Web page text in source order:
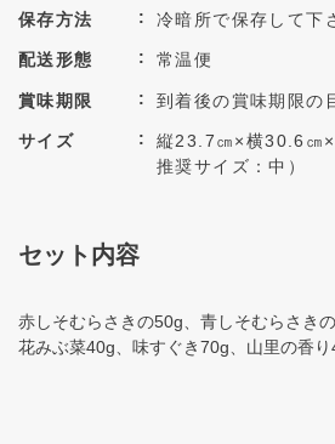
保存方法 冷暗所で保存して下
配送形態 常温便
賞味期限 到着後の賞味期限の
サイズ
縦23.7㎝×横30.6㎝
推奨サイズ：中）
セット内容
赤しそむらさきの50g、青しそむらさき
花みぶ菜40g、味すぐき70g、山里の香り